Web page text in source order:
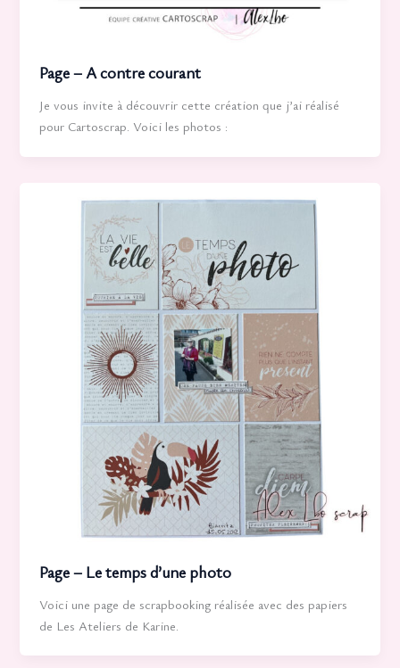
Page – A contre courant
Je vous invite à découvrir cette création que j’ai réalisé
pour Cartoscrap. Voici les photos :
Page – Le temps d’une photo
Voici une page de scrapbooking réalisée avec des papiers
de Les Ateliers de Karine.